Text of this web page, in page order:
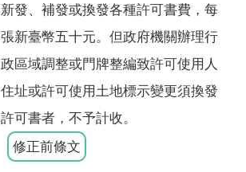
新發、補發或換發各種許可書費，每
張新臺幣五十元。但政府機關辦理行
政區域調整或門牌整編致許可使用人
住址或許可使用土地標示變更須換發
許可書者，不予計收。
修正前條文